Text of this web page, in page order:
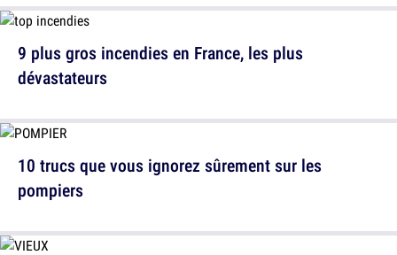
10 trucs que vous ignorez sûrement sur les
pompiers
9 plus gros incendies en France, les plus
dévastateurs